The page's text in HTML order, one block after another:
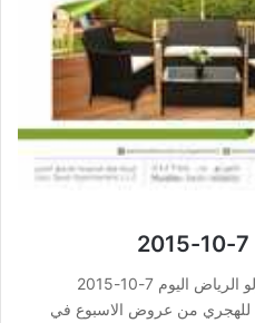
عروض لولو الرياض اليوم عروض لولو الرياض اليوم 7-10-2015
الاربعاء 24 ذو الحجة من عام 1436 للهجري من عروض الاسبوع في